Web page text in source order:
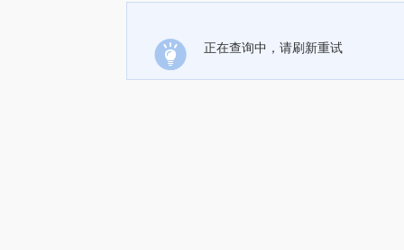
正在查询中，请刷新重试